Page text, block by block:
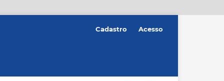
Cadastro Acesso